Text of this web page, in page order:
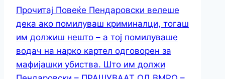
Прочитај Повеќе Пендаровски велеше
дека ако помилуваш криминалци, тогаш
им должиш нешто – а тој помилуваше
водач на нарко картел одговорен за
мафијашки убиства. Што им должи